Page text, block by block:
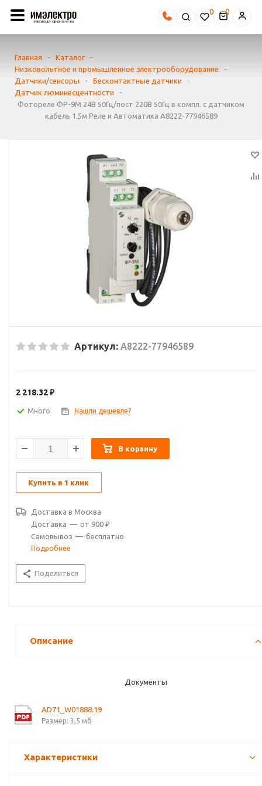
0
Главная - Каталог
-
Низковольтное и промышленное электрооборудование
-
Датчики/сенсоры
- Бесконтактные датчики
-
Датчик люминесцентности
-
Фотореле ФР-9М 24В 50Гц/пост 220В 50Гц в компл. с датчиком
кабель 1.5м Реле и Автоматика A8222-77946589
Артикул: A8222-77946589
2 218.32₽
Много Нашли дешевле?
В корзину
Купить в 1 клик
Доставка в Москва
Доставка — от 900 ₽
Самовывоз — бесплатно
Подробнее
Поделиться
Описание
Документы
AD71_W01888.19
Размер: 3,5 мб
Характеристики